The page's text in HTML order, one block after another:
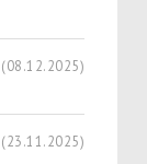
(08.12.2025)
(23.11.2025)